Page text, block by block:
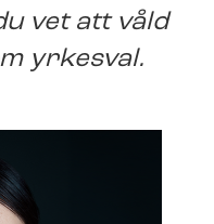
vet att våld
yrkesval.